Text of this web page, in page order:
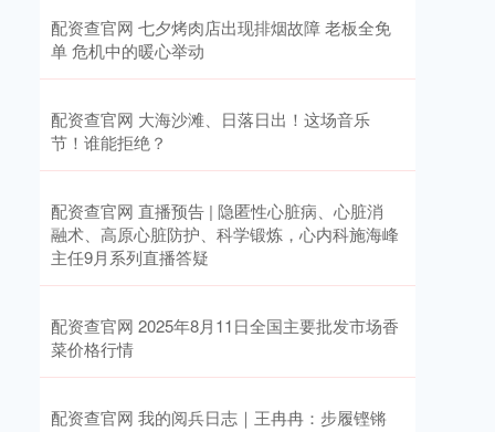
配资查官网 七夕烤肉店出现排烟故障 老板全免
单 危机中的暖心举动
配资查官网 大海沙滩、日落日出！这场音乐
节！谁能拒绝？
配资查官网 直播预告 | 隐匿性心脏病、心脏消
融术、高原心脏防护、科学锻炼，心内科施海峰
主任9月系列直播答疑
配资查官网 2025年8月11日全国主要批发市场香
菜价格行情
配资查官网 我的阅兵日志｜王冉冉：步履铿锵